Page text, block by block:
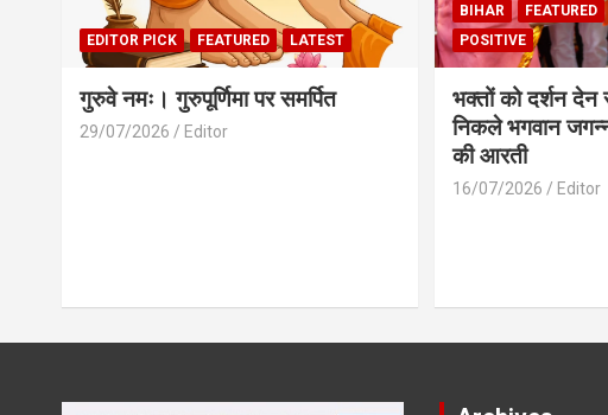
EDITOR PICK FEATURED LATEST
गुरुवे नमः। गुरुपूर्णिमा पर समर्पित
29/07/2026 Editor
BIHAR FEATURED
POSITIVE
भक्तों को दर्शन देन
निकले भगवान
की आरती
16/07/2026 Editor